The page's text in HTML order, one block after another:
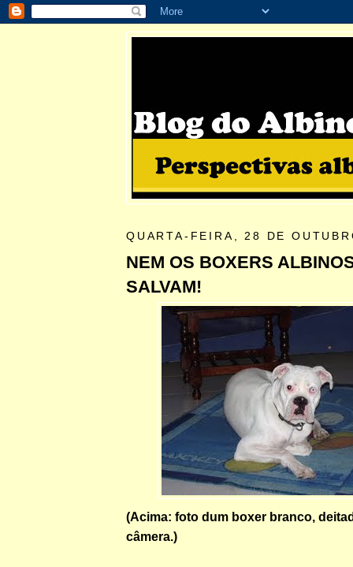
QUARTA-FEIRA, 28 DE
NEM OS BOXERS
SALVAM!
(Acima: foto dum boxer branco,
câmera.)